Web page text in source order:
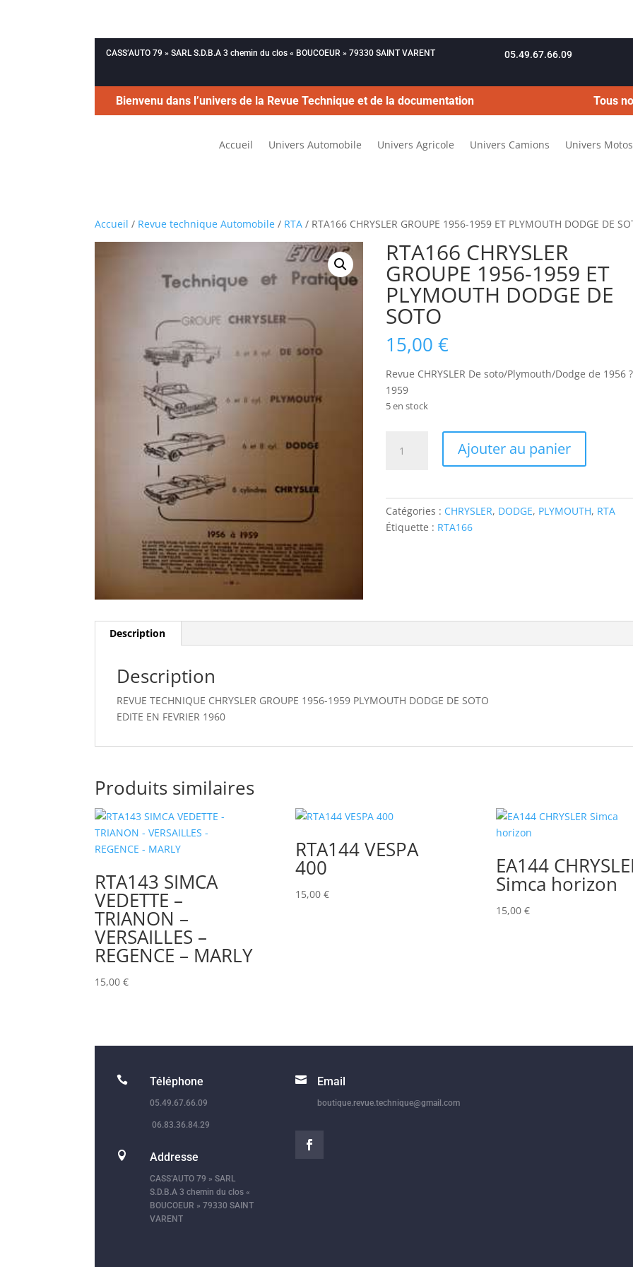
CASS’AUTO 79 » SARL S.D.B.A 3 chemin du clos « BOUCOEUR » 79330 SAINT VARENT 05.49.67.66.09
Bienvenu dans l’univers de la Revue Technique et de la documentation Tous
Accueil Univers Automobile Univers Agricole Univers Camions Univers Motos
Accueil / Revue technique Automobile / RTA / RTA166 CHRYSLER GROUPE 1956-1959 ET PLYMOUTH DODGE DE
RTA166 CHRYSLER
GROUPE 1956-1959 ET
PLYMOUTH DODGE DE
SOTO
15,00€
Revue CHRYSLER De soto/Plymouth/Dodge de 1956 ?
1959
5 en stock
1956-
1959
Ajouter au panier
Catégories : CHRYSLER, DODGE, PLYMOUTH, RTA
Étiquette : RTA166
Description
Description
REVUE TECHNIQUE CHRYSLER GROUPE 1956-1959 PLYMOUTH DODGE DE SOTO
EDITE EN FEVRIER 1960
Produits similaires
RTA143 SIMCA
VEDETTE –
TRIANON –
VERSAILLES –
REGENCE – MARLY
15,00€
RTA144 VESPA
400
15,00 €
EA144
Simca horizon
15,00 €
 Téléphone
05.49.67.66.09
06.83.36.84.29
 Addresse
CASS’AUTO 79 » SARL
S.D.B.A 3 chemin du clos «
BOUCOEUR » 79330 SAINT
VARENT
 Email
boutique.revue.technique@gmail.com